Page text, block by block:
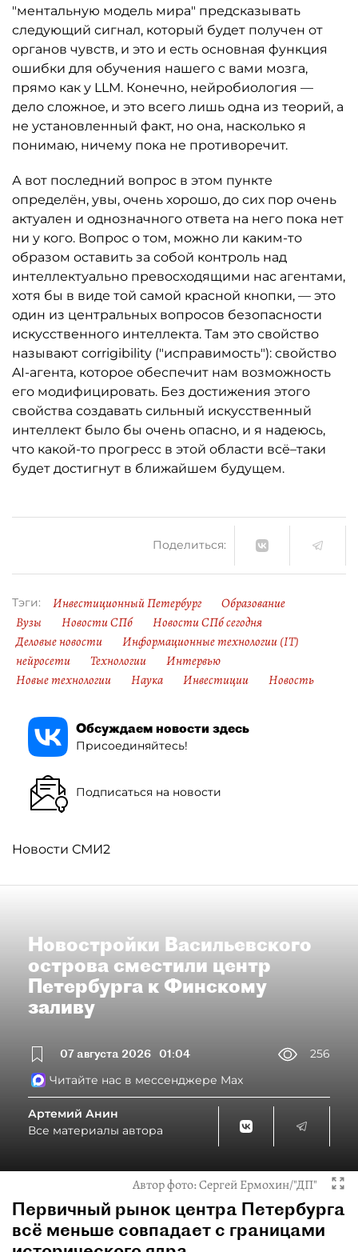
"ментальную модель мира" предсказывать
следующий сигнал, который будет получен от
органов чувств, и это и есть основная функция
ошибки для обучения нашего с вами мозга,
прямо как у LLM. Конечно, нейробиология —
дело сложное, и это всего лишь одна из теорий, а
не установленный факт, но она, насколько я
понимаю, ничему пока не проти­воречит.
А вот последний вопрос в этом пункте
определён, увы, очень хорошо, до сих пор очень
актуален и однозначного ответа на него пока нет
ни у кого. Вопрос о том, можно ли каким-то
образом оставить за собой контроль над
интеллектуально превосходящими нас агентами,
хотя бы в виде той самой красной кнопки, — это
один из центральных вопросов безопасности
искусственного интеллекта. Там это свойство
называют corrigibility ("исправимость"): свойство
AI-агента, которое обеспечит нам возможность
его модифицировать. Без достижения этого
свойства создавать сильный искусственный
интеллект было бы очень опасно, и я надеюсь,
что какой-то прогресс в этой области всё–таки
будет достигнут в ближайшем будущем.
Поделиться:
Тэги: Инвестиционный Петербург
Образование
Вузы
Новости СПб
Новости СПб сегодня
Деловые новости
Информационные технологии (IT)
нейросети
Технологии
Интервью
Новые технологии
Наука Инвестиции Новость
Обсуждаем новости здесь
Присоединяйтесь!
Подписаться на новости
Новости СМИ2
Новостройки Васильевского
острова сместили центр
Петербурга к Финскому
заливу
07 августа 2026 01:04
256
Читайте нас в мессенджере Max
Артемий Анин
Все материалы автора
Автор фото:Сергей Ермохин/"ДП"
Первичный рынок центра Петербурга
всё меньше совпадает с границами